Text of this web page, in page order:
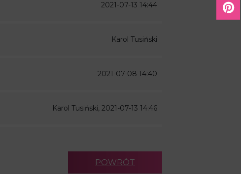
2021-07-13 14:44
Karol Tusiński
2021-07-08 14:40
Karol Tusiński, 2021-07-13 14:46
POWRÓT